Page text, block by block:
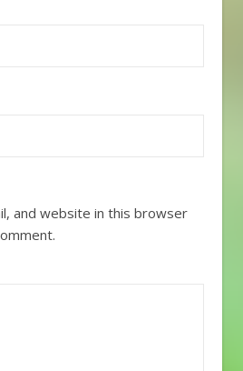
and website in this browser